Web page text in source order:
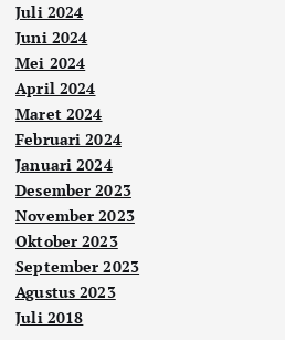
Juli 2024
Juni 2024
Mei 2024
April 2024
Maret 2024
Februari 2024
Januari 2024
Desember 2023
November 2023
Oktober 2023
September 2023
Agustus 2023
Juli 2018